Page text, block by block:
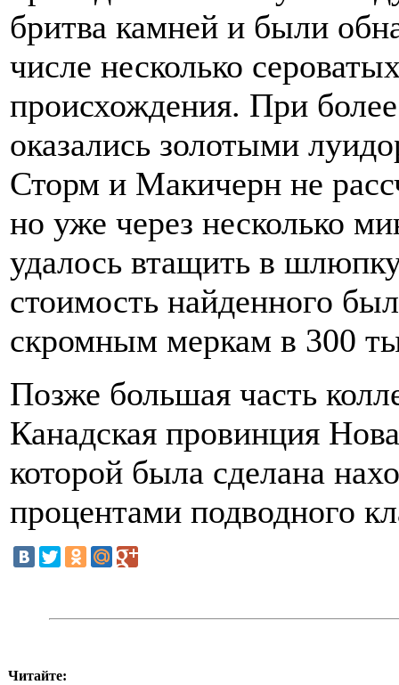
бритва камней и были
числе несколько
происхождения. При
оказались золотыми
Сторм и Макичерн не
но уже через несколько
удалось втащить в
стоимость найденного
скромным меркам в 300
Позже большая часть
Канадская провинция
которой была сделана
процентами подводного
Читайте: